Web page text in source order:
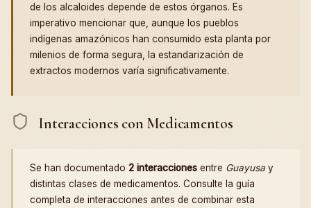
de los alcaloides depende de estos órganos. Es
imperativo mencionar que, aunque los pueblos
indígenas amazónicos han consumido esta planta por
milenios de forma segura, la estandarización de
extractos modernos varía significativamente.
Interacciones con Medicamentos
Se han documentado 2 interacciones entre Guayusa y
distintas clases de medicamentos. Consulte la guía
completa de interacciones antes de combinar esta